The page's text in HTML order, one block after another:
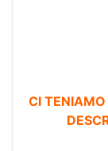
CI TENIAMO